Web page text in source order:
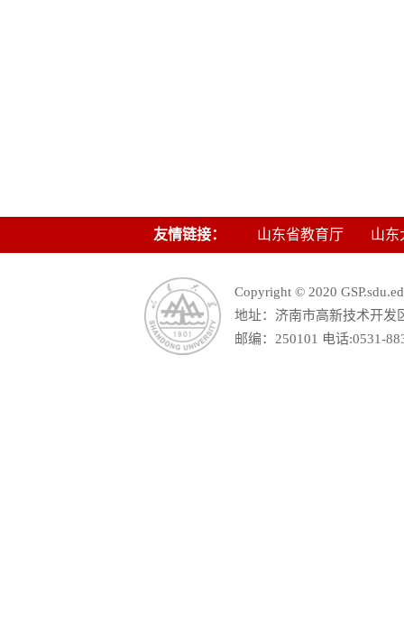
友情链接： 山东省教育厅 山东
Copyright © 2020
地址：济南市高新技术开发
邮编：250101 电话:0531-